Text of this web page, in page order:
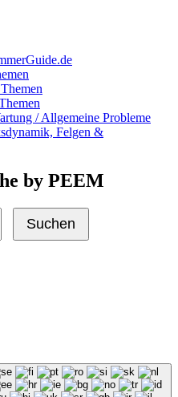
/ Allgemeine Probleme
Felgen &
by PEEM
Suchen